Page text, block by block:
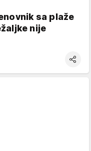
sa plaže
nije